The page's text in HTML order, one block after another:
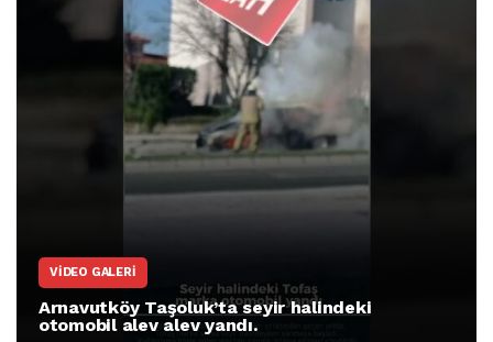
VIDEO GALERI
Arnavutköy Taşoluk’ta seyir halindeki
otomobil alev alev yandı.